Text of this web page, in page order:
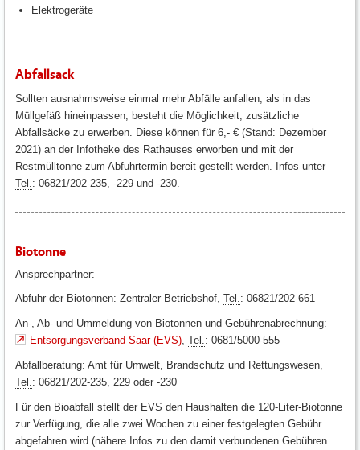
Elektrogeräte
Abfallsack
Sollten ausnahmsweise einmal mehr Abfälle anfallen, als in das
Müllgefäß hineinpassen, besteht die Möglichkeit, zusätzliche
Abfallsäcke zu erwerben. Diese können für 6,- € (Stand: Dezember
2021) an der Infotheke des Rathauses erworben und mit der
Restmülltonne zum Abfuhrtermin bereit gestellt werden. Infos unter
Tel. : 06821/202-235, -229 und -230.
Biotonne
Ansprechpartner:
Abfuhr der Biotonnen: Zentraler Betriebshof, Tel. : 06821/202-661
An-, Ab- und Ummeldung von Biotonnen und Gebührenabrechnung:
Entsorgungsverband Saar (EVS) Tel. : 0681/5000-555
Abfallberatung: Amt für Umwelt, Brandschutz und Rettungswesen,
Tel. : 06821/202-235, 229 oder -230
Für den Bioabfall stellt der EVS den Haushalten die 120-Liter-Biotonne
zur Verfügung, die alle zwei Wochen zu einer festgelegten Gebühr
abgefahren wird (nähere Infos zu den damit verbundenen Gebühren